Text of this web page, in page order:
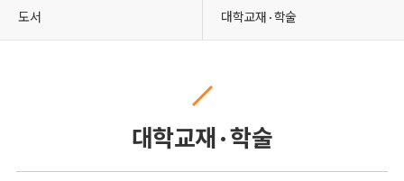
도서 대학교재 · 학술
대학교재 · 학술